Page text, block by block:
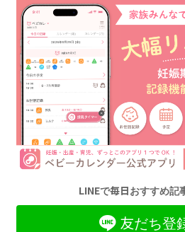
LINEで毎日おすすめ記
友だち登